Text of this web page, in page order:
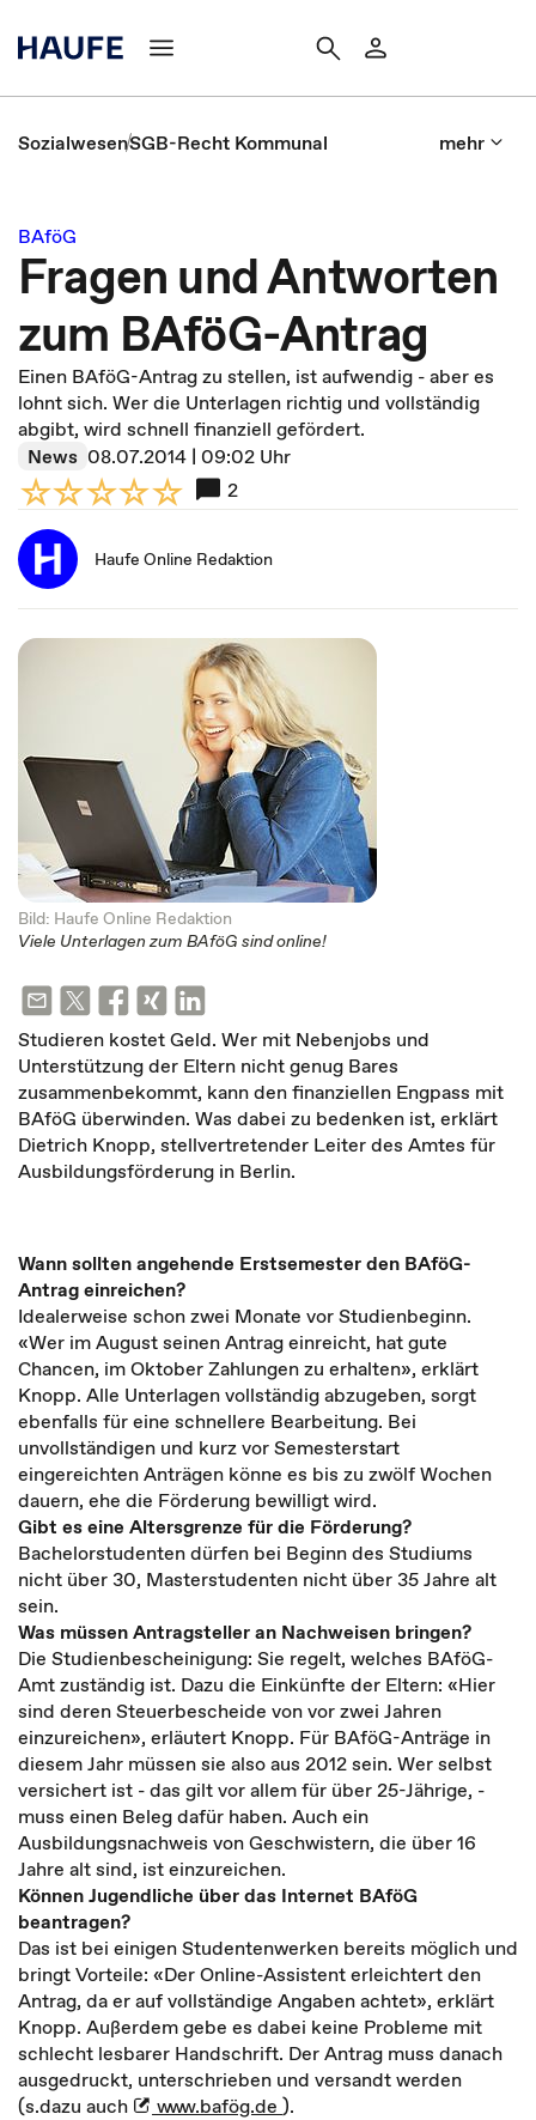
SozialwesenSGB-Recht Kommunal mehr
BAföG
Fragen und Antworten
zum BAföG-Antrag
Einen BAföG-Antrag zu stellen, ist aufwendig - aber es
lohnt sich. Wer die Unterlagen richtig und vollständig
abgibt, wird schnell finanziell gefördert.
News 08.07.2014 | 09:02 Uhr
2
Haufe Online Redaktion
Bild: Haufe Online Redaktion
Viele Unterlagen zum BAföG sind online!
Studieren kostet Geld. Wer mit Nebenjobs und
Unterstützung der Eltern nicht genug Bares
zusammenbekommt, kann den finanziellen Engpass mit
BAföG überwinden. Was dabei zu bedenken ist, erklärt
Dietrich Knopp, stellvertretender Leiter des Amtes für
Ausbildungsförderung in Berlin.
Wann sollten angehende Erstsemester den BAföG-
Antrag einreichen?
Idealerweise schon zwei Monate vor Studienbeginn.
«Wer im August seinen Antrag einreicht, hat gute
Chancen, im Oktober Zahlungen zu erhalten», erklärt
Knopp. Alle Unterlagen vollständig abzugeben, sorgt
ebenfalls für eine schnellere Bearbeitung. Bei
unvollständigen und kurz vor Semesterstart
eingereichten Anträgen könne es bis zu zwölf Wochen
dauern, ehe die Förderung bewilligt wird.
Gibt es eine Altersgrenze für die Förderung?
Bachelorstudenten dürfen bei Beginn des Studiums
nicht über 30, Masterstudenten nicht über 35 Jahre alt
sein.
Was müssen Antragsteller an Nachweisen bringen?
Die Studienbescheinigung: Sie regelt, welches BAföG-
Amt zuständig ist. Dazu die Einkünfte der Eltern: «Hier
sind deren Steuerbescheide von vor zwei Jahren
einzureichen», erläutert Knopp. Für BAföG-Anträge in
diesem Jahr müssen sie also aus 2012 sein. Wer selbst
versichert ist - das gilt vor allem für über 25-Jährige, -
muss einen Beleg dafür haben. Auch ein
Ausbildungsnachweis von Geschwistern, die über 16
Jahre alt sind, ist einzureichen.
Können Jugendliche über das Internet BAföG
beantragen?
Das ist bei einigen Studentenwerken bereits möglich und
bringt Vorteile: «Der Online-Assistent erleichtert den
Antrag, da er auf vollständige Angaben achtet», erklärt
Knopp. Außerdem gebe es dabei keine Probleme mit
schlecht lesbarer Handschrift. Der Antrag muss danach
ausgedruckt, unterschrieben und versandt werden
(s.dazu auch
www.bafög.de ).